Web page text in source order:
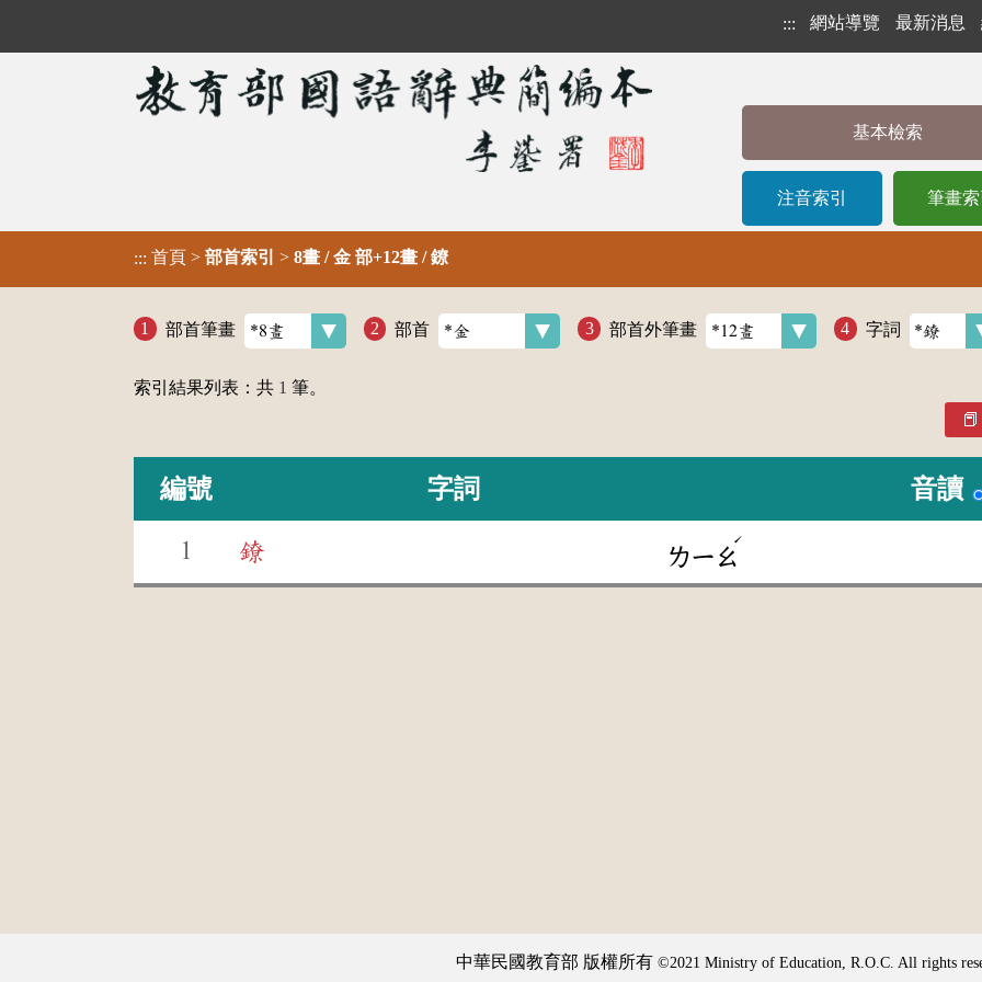
::: 網站導覽 最新消息
基本檢索
注音索引 筆畫索
::: 首頁 > 部首索引 > 8畫 / 金 部+12畫 / 鐐
部首筆畫 部首 部首外筆畫 字詞
索引結果列表：共 1 筆。
編號 字詞 音讀
1 鐐 ㄌㄧㄠ
ˊ
中華民國教育部 版權所有 ©2021 Ministry of Education, R.O.C. All rights